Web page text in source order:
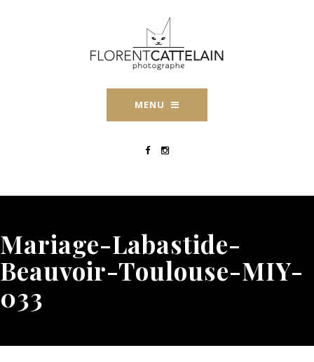
MENU
Mariage-Labastide-
Beauvoir-Toulouse-MIY-
033